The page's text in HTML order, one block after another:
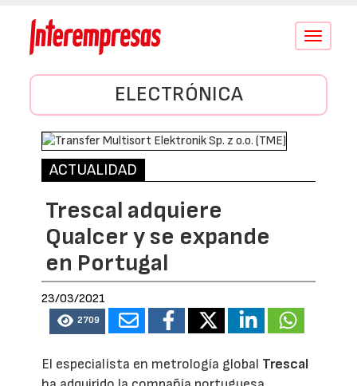
Conmutar
ELECTRÓNICA
ACTUALIDAD
Trescal adquiere
Qualcer y se expande
en Portugal
23/03/2021
2709
El especialista en metrología global Trescal